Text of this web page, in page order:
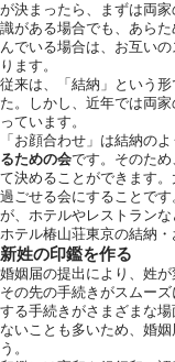
が決まったら、まずは両
識がある場合でも、あら
んでいる場合は、お互い
ります。
従来は、「 結納 」という
た。しかし、近年では両
っています。
「 お顔合わせ 」は結納の
るための会です。そのた
て決めることができます
過ごせる会にすることで
が、ホテルやレストランな
ホテル椿山荘東京の結納
新姓の印鑑を作る
婚姻届の提出により、姓
その先の手続きがスムー
する手続きがさまざまな
ないことも多いため、婚
う。